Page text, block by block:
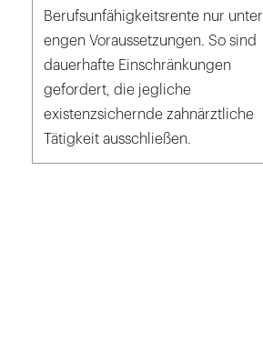
Berufsunfähigkeitsrente nur unter
engen Voraussetzungen. So sind
dauerhafte Einschränkungen
gefordert, die jegliche
existenzsichernde zahnärztliche
Tätigkeit ausschließen.